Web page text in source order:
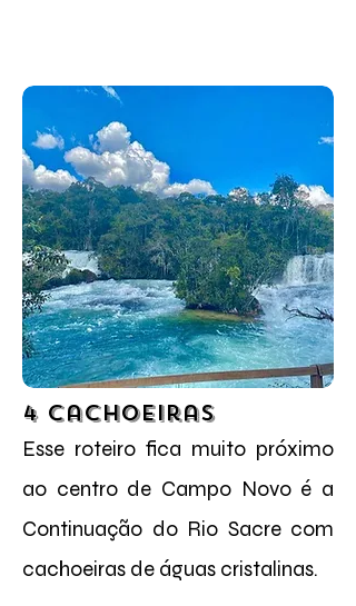
4 Cachoeiras
Esse roteiro fica muito próximo
ao centro de Campo Novo é a
Continuação do Rio Sacre com
cachoeiras de águas cristalinas.